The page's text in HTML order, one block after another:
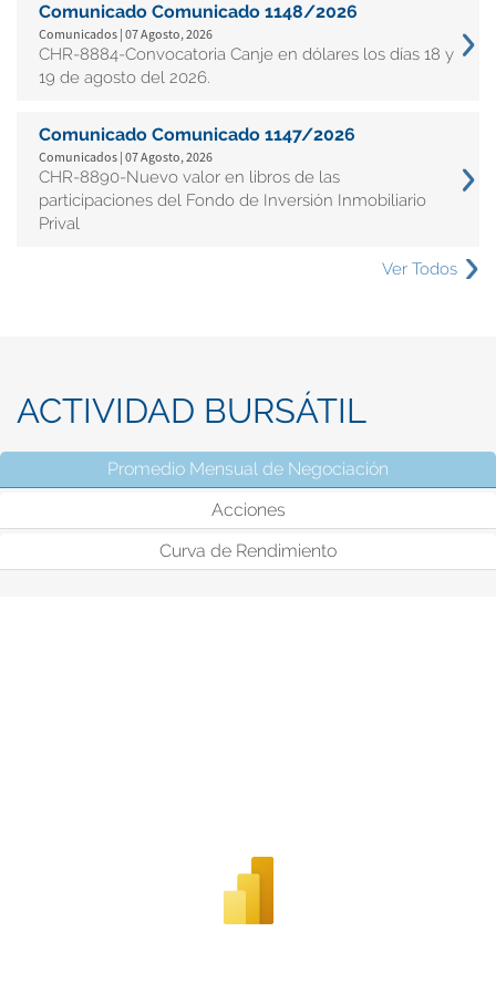
Comunicado Comunicado 1148/2026
Comunicados | 07 Agosto, 2026
CHR-8884-Convocatoria Canje en dólares los días 18 y
19 de agosto del 2026.
Comunicado Comunicado 1147/2026
Comunicados | 07 Agosto, 2026
CHR-8890-Nuevo valor en libros de las
participaciones del Fondo de Inversión Inmobiliario
Prival
Ver Todos
ACTIVIDAD BURSÁTIL
Promedio Mensual de Negociación
Acciones
Curva de Rendimiento